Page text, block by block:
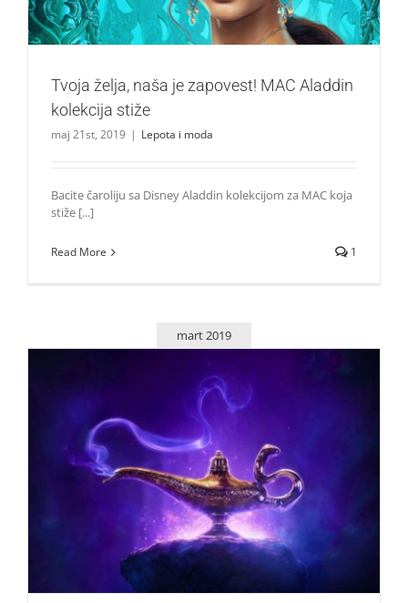
Tvoja želja, naša je zapovest! MAC Aladdin
kolekcija stiže
maj 21st, 2019 | Lepota i moda
Bacite čaroliju sa Disney Aladdin kolekcijom za MAC koja
stiže [...]
Read More 1
mart 2019
Stigao zvanični trejler za „Aladdina”
Život i zabava